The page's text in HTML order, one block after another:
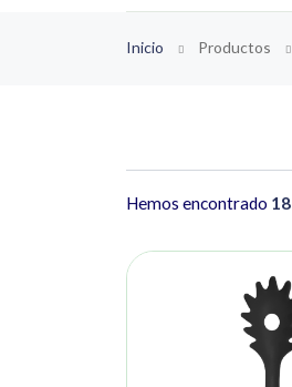
Inicio Productos
Hemos encontrado 18